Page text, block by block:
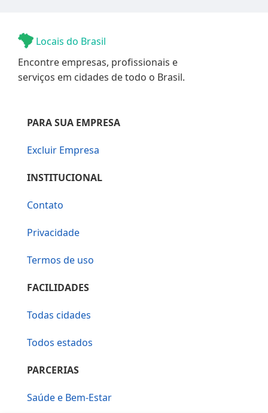
Locais do Brasil
Encontre empresas, profissionais e
serviços em cidades de todo o Brasil.
PARA SUA EMPRESA
Excluir Empresa
INSTITUCIONAL
Contato
Privacidade
Termos de uso
FACILIDADES
Todas cidades
Todos estados
PARCERIAS
Saúde e Bem-Estar